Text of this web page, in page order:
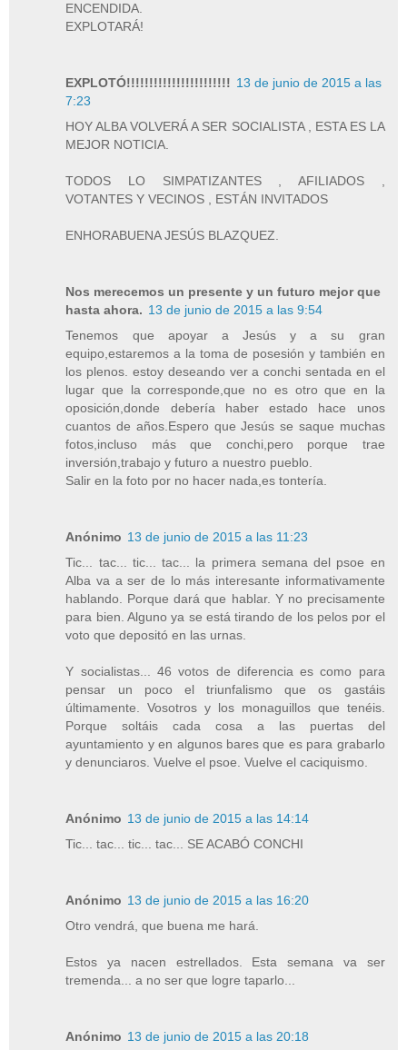
ENCENDIDA.
EXPLOTARÁ!
EXPLOTÓ!!!!!!!!!!!!!!!!!!!!!!! 13 de junio de 2015 a las
7:23
HOY ALBA VOLVERÁ A SER SOCIALISTA , ESTA ES LA
MEJOR NOTICIA.
TODOS LO SIMPATIZANTES , AFILIADOS ,
VOTANTES Y VECINOS , ESTÁN INVITADOS
ENHORABUENA JESÚS BLAZQUEZ.
Nos merecemos un presente y un futuro mejor que
hasta ahora. 13 de junio de 2015 a las 9:54
Tenemos que apoyar a Jesús y a su gran
equipo,estaremos a la toma de posesión y también en
los plenos. estoy deseando ver a conchi sentada en el
lugar que la corresponde,que no es otro que en la
oposición,donde debería haber estado hace unos
cuantos de años.Espero que Jesús se saque muchas
fotos,incluso más que conchi,pero porque trae
inversión,trabajo y futuro a nuestro pueblo.
Salir en la foto por no hacer nada,es tontería.
Anónimo 13 de junio de 2015 a las 11:23
Tic... tac... tic... tac... la primera semana del psoe en
Alba va a ser de lo más interesante informativamente
hablando. Porque dará que hablar. Y no precisamente
para bien. Alguno ya se está tirando de los pelos por el
voto que depositó en las urnas.
Y socialistas... 46 votos de diferencia es como para
pensar un poco el triunfalismo que os gastáis
últimamente. Vosotros y los monaguillos que tenéis.
Porque soltáis cada cosa a las puertas del
ayuntamiento y en algunos bares que es para grabarlo
y denunciaros. Vuelve el psoe. Vuelve el caciquismo.
Anónimo 13 de junio de 2015 a las 14:14
Tic... tac... tic... tac... SE ACABÓ CONCHI
Anónimo 13 de junio de 2015 a las 16:20
Otro vendrá, que buena me hará.
Estos ya nacen estrellados. Esta semana va ser
tremenda... a no ser que logre taparlo...
Anónimo 13 de junio de 2015 a las 20:18